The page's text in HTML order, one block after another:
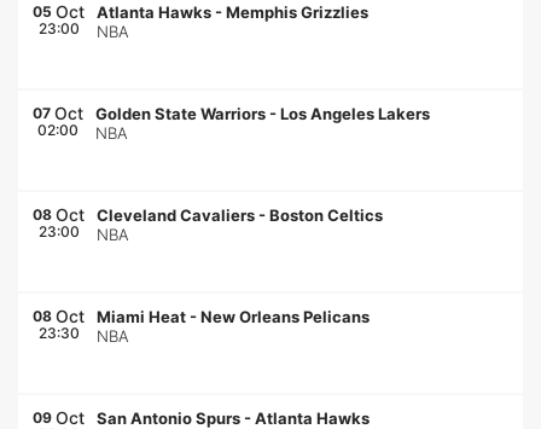
05 Oct
23:00
Atlanta Hawks -Memphis Grizzlies
NBA
07 Oct
02:00
Golden State Warriors -Los Angeles Lakers
NBA
08 Oct
23:00
Cleveland Cavaliers -Boston Celtics
NBA
08 Oct
23:30
Miami Heat -New Orleans Pelicans
NBA
09 Oct San Antonio Spurs -Atlanta Hawks